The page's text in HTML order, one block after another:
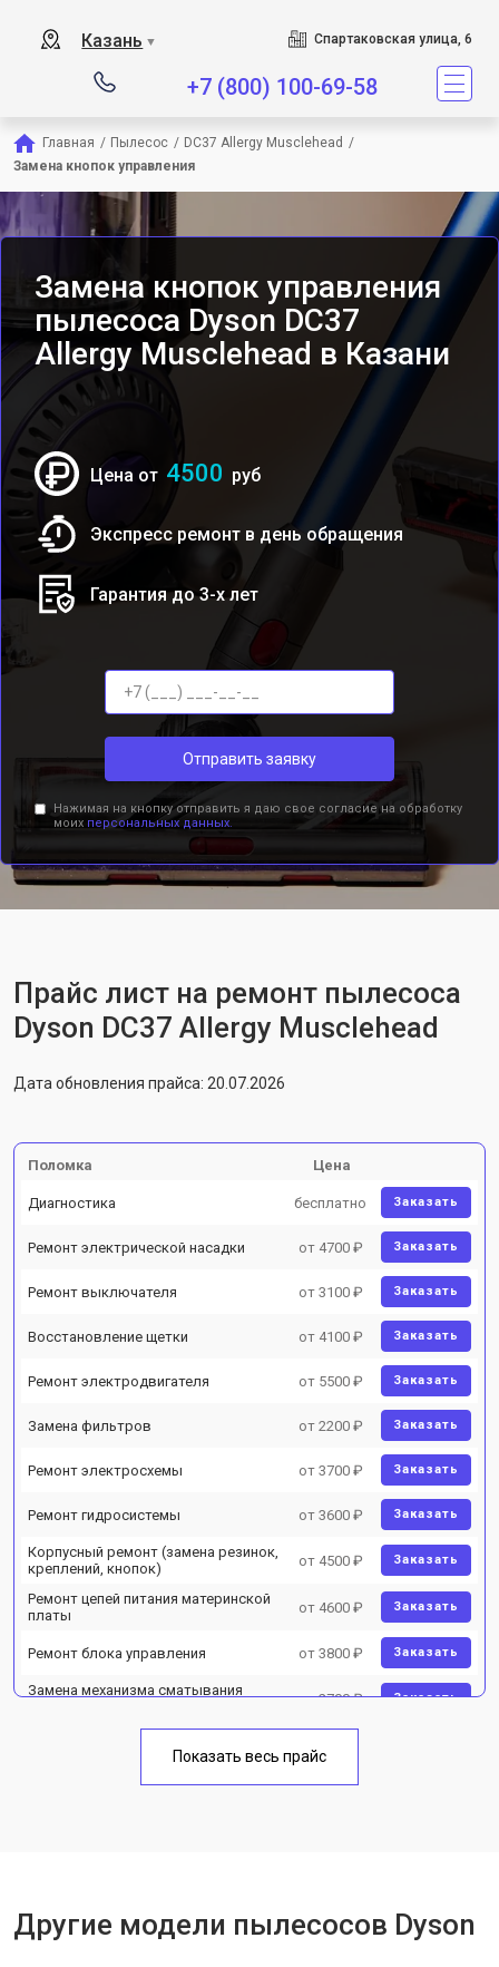
Казань ▼ Спартаковская улица, 6
+7 (800) 100-69-58
Главная / Пылесос / DC37 Allergy Musclehead /
Замена кнопок управления
Замена кнопок управления
пылесоса Dyson DC37
Allergy Musclehead в Казани
Цена от 4500 руб
Экспресс ремонт в день обращения
Гарантия до 3-х лет
Отправить заявку
Нажимая на кнопку отправить я даю свое согласие на обработку
моих персональных данных.
Прайс лист на ремонт пылесоса
Dyson DC37 Allergy Musclehead
Дата обновления прайса: 20.07.2026
Поломка Цена
Диагностика бесплатно Заказать
Ремонт электрической насадки от 4700 ₽ Заказать
Ремонт выключателя от 3100 ₽ Заказать
Восстановление щетки от 4100 ₽ Заказать
Ремонт электродвигателя от 5500 ₽ Заказать
Замена фильтров от 2200 ₽ Заказать
Ремонт электросхемы от 3700 ₽ Заказать
Ремонт гидросистемы от 3600 ₽ Заказать
Корпусный ремонт (замена резинок,
креплений, кнопок)
от 4500 ₽ Заказать
Ремонт цепей питания материнской
платы
от 4600 ₽ Заказать
Ремонт блока управления от 3800 ₽ Заказать
Замена механизма сматывания
от 2700 ₽ Заказать
Показать весь прайс
Другие модели пылесосов Dyson